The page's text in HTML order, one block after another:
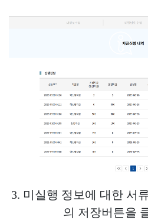
3. 미실행 정보에 대한 서
의 저장버튼을